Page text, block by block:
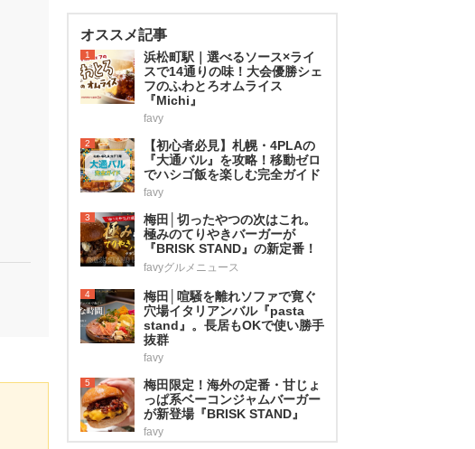
オススメ記事
1
浜松町駅｜選べるソース×ライ
スで14通りの味！大会優勝シェ
フのふわとろオムライス
『Michi』
favy
2
【初心者必見】札幌・4PLAの
『大通バル』を攻略！移動ゼロ
でハシゴ飯を楽しむ完全ガイド
favy
3
梅田│切ったやつの次はこれ。
極みのてりやきバーガーが
『BRISK STAND』の新定番！
favyグルメニュース
4
梅田│喧騒を離れソファで寛ぐ
穴場イタリアンバル『pasta
stand』。長居もOKで使い勝手
抜群
favy
5
梅田限定！海外の定番・甘じょ
っぱ系ベーコンジャムバーガー
が新登場『BRISK STAND』
favy